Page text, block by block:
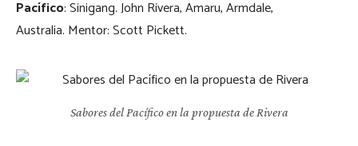
Pacífico: Sinigang. John Rivera, Amaru, Armdale,
Australia. Mentor: Scott Pickett.
Sabores del Pacífico en la propuesta de Rivera